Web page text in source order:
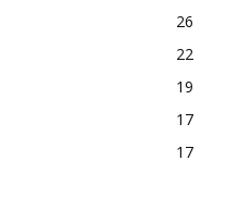
26
22
19
17
17